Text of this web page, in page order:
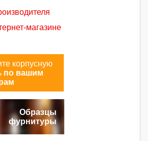
магазине
корпусную
по вашим
Образцы
фурнитуры